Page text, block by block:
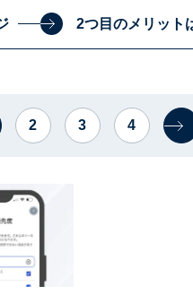
2つ目のメリット
2 3 4